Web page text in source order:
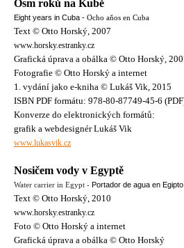
Osm roků na Kubě
Eight years in Cuba - Ocho aňos en Cuba
Text © Otto Horský, 2007
www.horsky.estranky.cz
Grafická úprava a obálka © Otto Horský,
Fotografie © Otto Horský a internet
1. vydání jako e-kniha © Lukáš Vik, 2015
ISBN PDF formátu: 978-80-87749-45-6
Konverze do elektronických formátů:
grafik a webdesignér Lukáš Vik
www.lukasvik.cz
Nosičem vody v Egyptě
Water carrier in Egypt - Portador de agua en Egipto
Text © Otto Horský, 2010
www.horsky.estranky.cz
Foto © Otto Horský a internet
Grafická úprava a obálka © Otto Horský